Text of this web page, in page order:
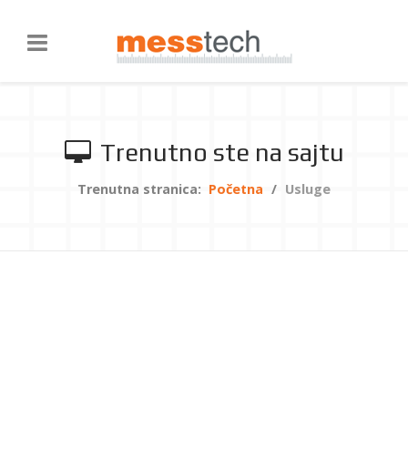
Trenutno ste na sajtu
Trenutna stranica: Početna Usluge